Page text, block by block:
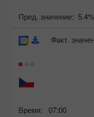
Пред. значение: 5.4%
Время: 07:00
Факт.